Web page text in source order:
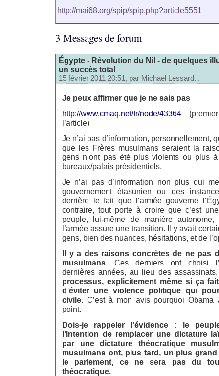
http://mai68.org/spip/spip.php?article5551
3 Messages de forum
Égypte - Révolution du Nil - de quelques
un succès total
15 février 2011 20:51, par Michael Lessard...
Je peux affirmer que je ne sais pas
http://www.cmaq.net/fr/node/43364
l’article)
Je n’ai pas d’information, personnellement,
que les Frères musulmans seraient la
gens n’ont pas été plus violents ou plus à
bureaux/palais présidentiels.
Je n’ai pas d’information non plus qui
gouvernement étasunien ou des
derrière le fait que l’armée gouverne
contraire, tout porte à croire que c’est
peuple, lui-même de manière
l’armée assure une transition. Il y avait
gens, bien des nuances, hésitations, et de
Il y a des raisons concrètes de ne pas
musulmans.
Ces derniers ont choisi
dernières années, au lieu des
processus, explicitement même si ça
d’éviter une violence politique qui
civile.
C’est à mon avis pourquoi
point.
Dois-je rappeler l’évidence : le
l’intention de remplacer une dictature
par une dictature théocratique
musulmans ont, plus tard, un plus grand
le parlement, ce ne sera pas du
théocratique.